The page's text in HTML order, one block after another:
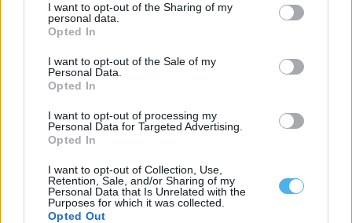
I want to opt-out of the Sharing of my
personal data.
Opted In
I want to opt-out of the Sale of my
Personal Data.
Opted In
I want to opt-out of processing my
Personal Data for Targeted Advertising.
Opted In
I want to opt-out of Collection, Use,
Retention, Sale, and/or Sharing of my
Personal Data that Is Unrelated with the
Purposes for which it was collected.
Opted Out
RodOdemira: Há uma plataforma gratuita que centraliza
informação sobre os transportes no concelho